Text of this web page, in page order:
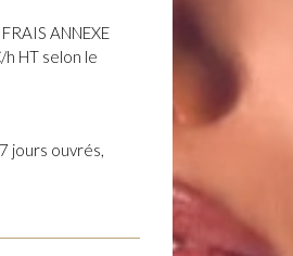
ANNEXE
HT selon le
jours ouvrés,